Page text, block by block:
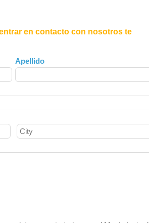
en contacto con nosotros te
Apellido